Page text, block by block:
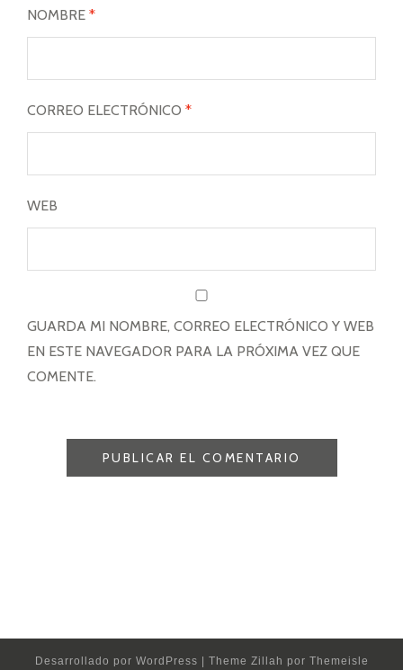
NOMBRE *
CORREO ELECTRÓNICO *
WEB
GUARDA MI NOMBRE, CORREO ELECTRÓNICO Y WEB
EN ESTE NAVEGADOR PARA LA PRÓXIMA VEZ QUE
COMENTE.
Desarrollado por WordPress Theme Zillah por Themeisle